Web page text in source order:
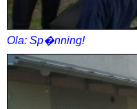
Ola: Sp�nning!